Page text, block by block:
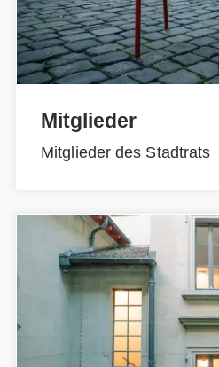
Mitglieder
Mitglieder des Stadtrats